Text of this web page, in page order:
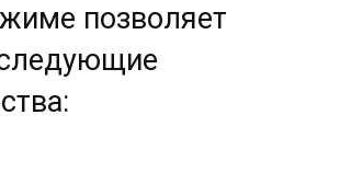
позволяет